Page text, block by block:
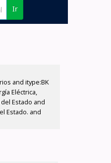
Ir
and itype:BK
Eléctrica,
Estado and
Estado. and